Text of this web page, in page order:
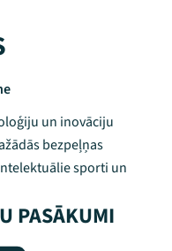
un inovāciju
bezpeļņas
sporti un
PASĀKUMI